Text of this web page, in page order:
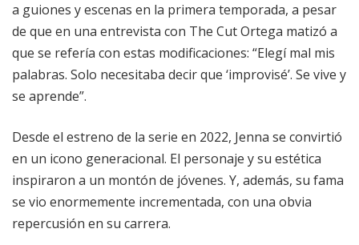
a guiones y escenas en la primera temporada, a pesar
de que en una entrevista con The Cut Ortega matizó a
que se refería con estas modificaciones: “Elegí mal mis
palabras. Solo necesitaba decir que ‘improvisé’. Se vive y
se aprende”.
Desde el estreno de la serie en 2022, Jenna se convirtió
en un icono generacional. El personaje y su estética
inspiraron a un montón de jóvenes. Y, además, su fama
se vio enormemente incrementada, con una obvia
repercusión en su carrera.